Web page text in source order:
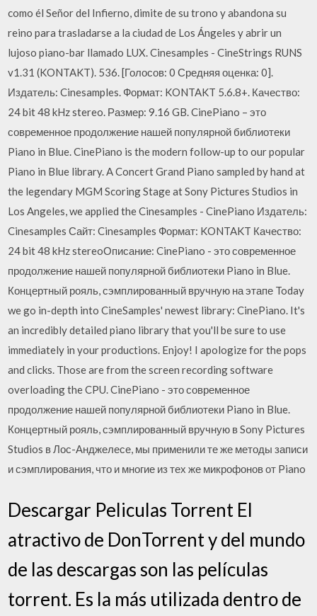
como él Señor del Infierno, dimite de su trono y abandona su
reino para trasladarse a la ciudad de Los Ángeles y abrir un
lujoso piano-bar llamado LUX. Cinesamples - CineStrings RUNS
v1.31 (KONTAKT). 536. [Голосов: 0 Средняя оценка: 0].
Издатель: Cinesamples. Формат: KONTAKT 5.6.8+. Качество:
24 bit 48 kHz stereo. Размер: 9.16 GB. CinePiano – это
современное продолжение нашей популярной библиотеки
Piano in Blue. CinePiano is the modern follow-up to our popular
Piano in Blue library. A Concert Grand Piano sampled by hand at
the legendary MGM Scoring Stage at Sony Pictures Studios in
Los Angeles, we applied the Cinesamples - CinePiano Издатель:
Cinesamples Сайт: Cinesamples Формат: KONTAKT Качество:
24 bit 48 kHz stereoОписание: CinePiano - это современное
продолжение нашей популярной библиотеки Piano in Blue.
Концертный рояль, сэмплированный вручную на этапе Today
we go in-depth into CineSamples' newest library: CinePiano. It's
an incredibly detailed piano library that you'll be sure to use
immediately in your productions. Enjoy! I apologize for the pops
and clicks. Those are from the screen recording software
overloading the CPU. CinePiano - это современное
продолжение нашей популярной библиотеки Piano in Blue.
Концертный рояль, сэмплированный вручную в Sony Pictures
Studios в Лос-Анджелесе, мы применили те же методы записи
и сэмплирования, что и многие из тех же микрофонов от Piano
Descargar Peliculas Torrent El
atractivo de DonTorrent y del mundo
de las descargas son las películas
torrent. Es la más utilizada dentro de